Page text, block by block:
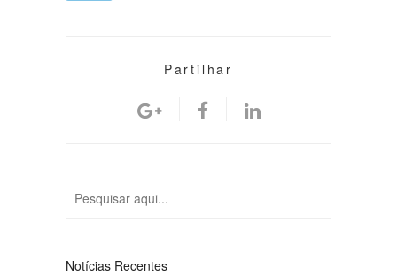
Partilhar
Notícias Recentes